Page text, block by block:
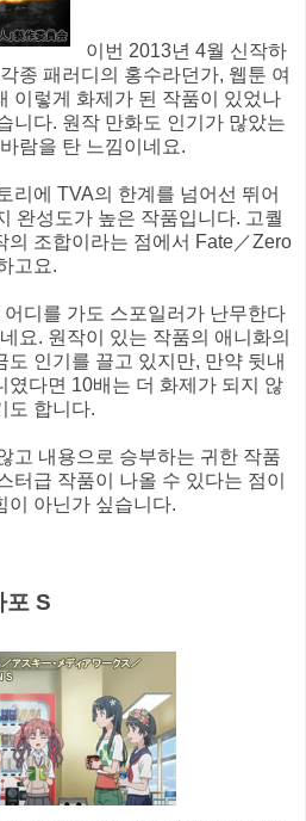
이번 2013년 4월 신작하
종 패러디의 홍수라던가, 웹툰 여
이렇게 화제가 된 작품이 있었나
니다. 원작 만화도 인기가 많았는
람을 탄 느낌이네요.
리에 TVA의 한계를 넘어선 뛰어
완성도가 높은 작품입니다. 고퀄
의 조합이라는 점에서 Fate／Zero
고요.
디를 가도 스포일러가 난무한다
요. 원작이 있는 작품의 애니화의
인기를 끌고 있지만, 만약 뒷내
였다면 10배는 더 화제가 되지 않
도 합니다.
고 내용으로 승부하는 귀한 작품
터급 작품이 나올 수 있다는 점이
이 아닌가 싶습니다.
S